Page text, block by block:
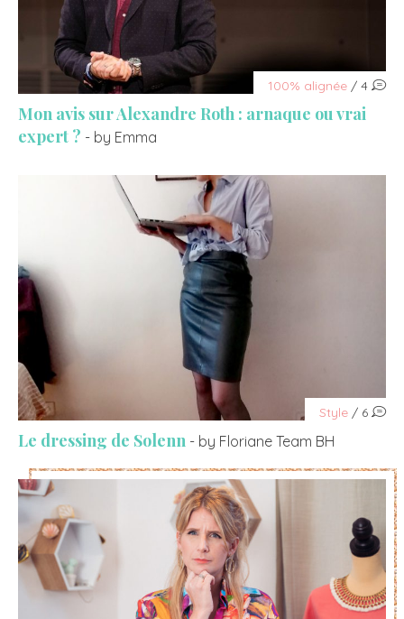
100% alignée / 4
Mon avis sur Alexandre Roth : arnaque ou vrai
expert ? - by Emma
Style / 6
Le dressing de Solenn - by Floriane Team BH